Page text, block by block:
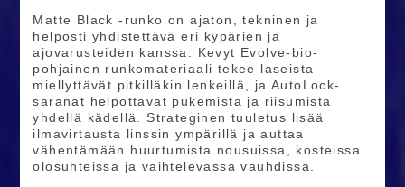
Matte Black -runko on ajaton, tekninen ja
helposti yhdistettävä eri kypärien ja
ajovarusteiden kanssa. Kevyt Evolve-bio-
pohjainen runkomateriaali tekee laseista
miellyttävät pitkilläkin lenkeillä, ja AutoLock-
saranat helpottavat pukemista ja riisumista
yhdellä kädellä. Strateginen tuuletus lisää
ilmavirtausta linssin ympärillä ja auttaa
vähentämään huurtumista nousuissa, kosteissa
olosuhteissa ja vaihtelevassa vauhdissa.